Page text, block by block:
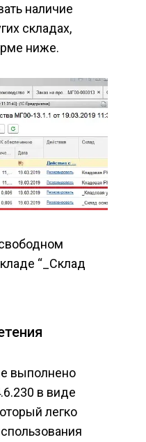
выполнено
в виде
легко
наличие
складах,
ниже.
“_Склад